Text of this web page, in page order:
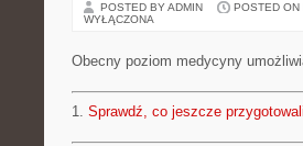
POSTED BY ADMIN POSTED
WYŁĄCZONA
Obecny poziom medycyny
1. Sprawdź, co jeszcze